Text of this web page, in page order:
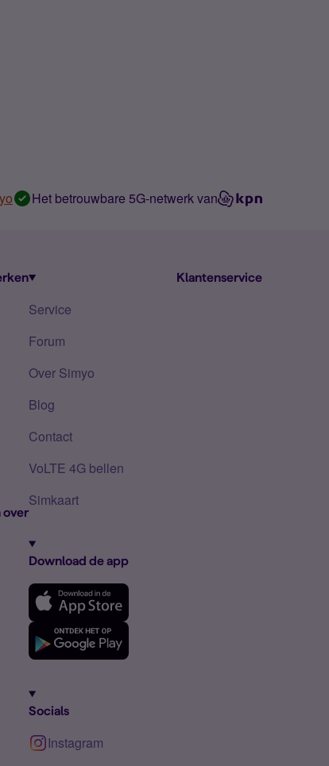
Het betrouwbare 5G-netwerk van
over
Klantenservice
Service
Forum
Over Simyo
Blog
Contact
VoLTE 4G bellen
Simkaart
Download de app
Socials
Instagram